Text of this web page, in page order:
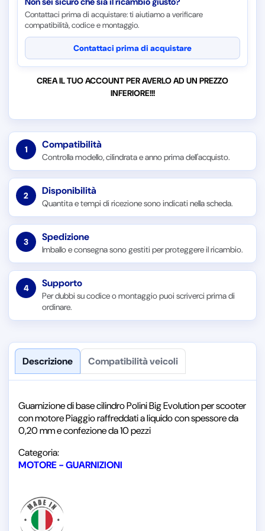
Contattaci prima di acquistare: ti aiutiamo a verificare
compatibilità, codice e montaggio.
Contattaci prima di acquistare
CREA IL TUO ACCOUNT PER AVERLO AD UN PREZZO
INFERIORE!!!
1 Compatibilità
Controlla modello, cilindrata e anno prima dell'acquisto.
2 Disponibilità
Quantita e tempi di ricezione sono indicati nella scheda.
3 Spedizione
Imballo e consegna sono gestiti per proteggere il ricambio.
4 Supporto
Per dubbi su codice o montaggio puoi scriverci prima di
ordinare.
Descrizione Compatibilità veicoli
Guarnizione di base cilindro Polini Big Evolution per scooter
con motore Piaggio raffreddati a liquido con spessore da
0,20 mm e confezione da 10 pezzi
Categoria:
MOTORE - GUARNIZIONI